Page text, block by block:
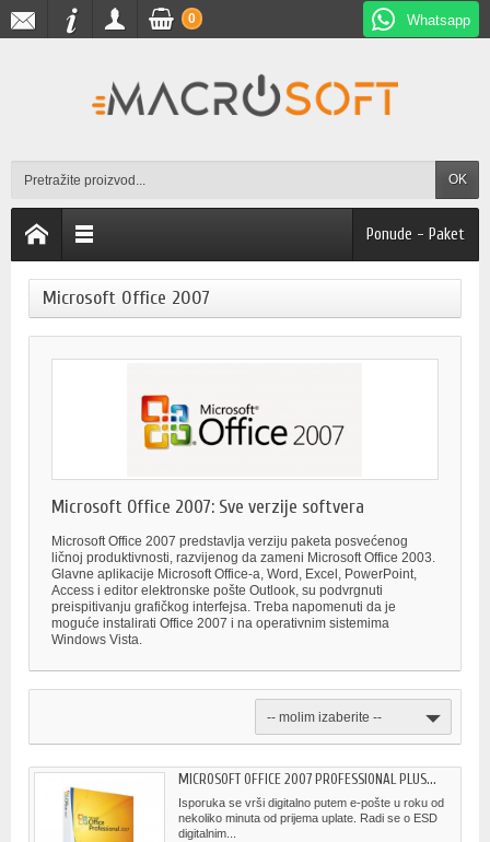
Whatsapp
OK
0
Ponude - Paket
Microsoft Office 2007
Microsoft Office 2007: Sve verzije softvera
Microsoft Office 2007 predstavlja verziju paketa posvećenog
ličnoj produktivnosti, razvijenog da zameni Microsoft Office 2003.
Glavne aplikacije Microsoft Office-a, Word, Excel, PowerPoint,
Access i editor elektronske pošte Outlook, su podvrgnuti
preispitivanju grafičkog interfejsa. Treba napomenuti da je
moguće instalirati Office 2007 i na operativnim sistemima
Windows Vista.
-- molim izaberite --
MICROSOFT OFFICE 2007 PROFESSIONAL PLUS...
Isporuka se vrši digitalno putem e-pošte u roku od
nekoliko minuta od prijema uplate. Radi se o ESD
digitalnim...